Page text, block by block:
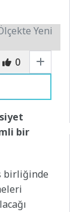
0
bir
birliğinde